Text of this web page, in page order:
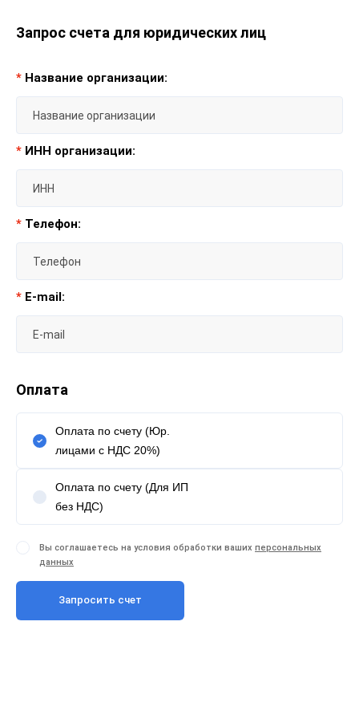
Запрос счета для юридических лиц
* Название организации:
* ИНН организации:
* Телефон:
* E-mail:
Оплата
Оплата по счету (Юр.
лицами с НДС 20%)
Оплата по счету (Для ИП
без НДС)
Вы соглашаетесь на условия обработки ваших персональных
данных